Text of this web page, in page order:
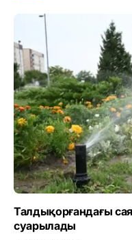
Талдықорғандағы
суарылады